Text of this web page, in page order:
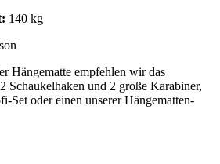
140 kg
Hängematte empfehlen wir das
Schaukelhaken und 2 große Karabiner,
Set oder einen unserer Hängematten-